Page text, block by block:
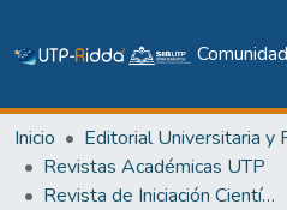
Inicio
Revistas Académicas UTP
Revista de Iniciación Científica